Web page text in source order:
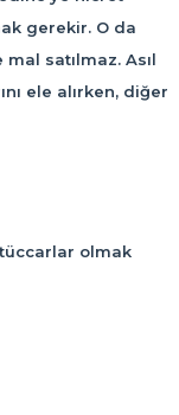
gerekir. O da
satılmaz. Asıl
ele alırken, diğer
olmak